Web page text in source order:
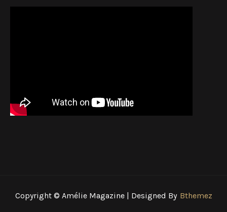
Copyright © Amélie Magazine | Designed By Bthemez